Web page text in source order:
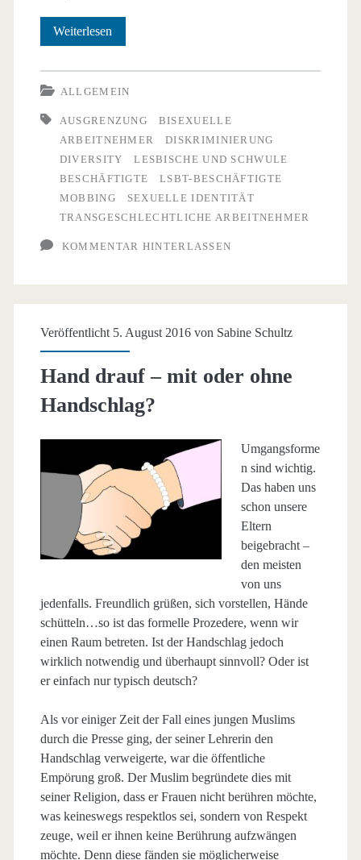
Weiterlesen
LSBT-
Beschäftigten
ALLGEMEIN
AUSGRENZUNG
BISEXUELLE
ARBEITNEHMER
DISKRIMINIERUNG
DIVERSITY
LESBISCHE UND SCHWULE
BESCHÄFTIGTE
LSBT-BESCHÄFTIGTE
MOBBING
SEXUELLE IDENTITÄT
TRANSGESCHLECHTLICHE ARBEITNEHMER
KOMMENTAR HINTERLASSEN
Veröffentlicht 5. August 2016 von Sabine Schultz
Hand drauf – mit oder ohne
Handschlag?
Umgangsforme
n sind wichtig.
Das haben uns
schon unsere
Eltern
beigebracht –
den meisten
von uns
jedenfalls. Freundlich grüßen, sich vorstellen, Hände
schütteln…so ist das formelle Prozedere, wenn wir
einen Raum betreten. Ist der Handschlag jedoch
wirklich notwendig und überhaupt sinnvoll? Oder ist
er einfach nur typisch deutsch?
Als vor einiger Zeit der Fall eines jungen Muslims
durch die Presse ging, der seiner Lehrerin den
Handschlag verweigerte, war die öffentliche
Empörung groß. Der Muslim begründete dies mit
seiner Religion, dass er Frauen nicht berühren möchte,
was keineswegs respektlos sei, sondern von Respekt
zeuge, weil er ihnen keine Berührung aufzwängen
möchte. Denn diese fänden sie möglicherweise